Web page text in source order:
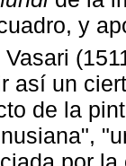
y
así un
de la